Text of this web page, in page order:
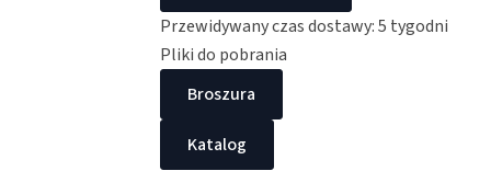
Przewidywany czas dostawy: 5 tygodni
Pliki do pobrania
Broszura
Katalog